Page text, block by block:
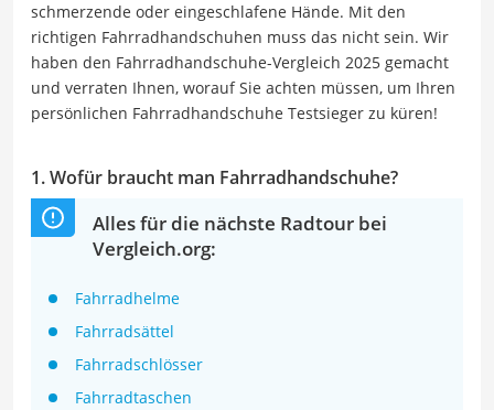
schmerzende oder eingeschlafene Hände. Mit den
richtigen Fahrradhandschuhen muss das nicht sein. Wir
haben den Fahrradhandschuhe-Vergleich 2025 gemacht
und verraten Ihnen, worauf Sie achten müssen, um Ihren
persönlichen Fahrradhandschuhe Testsieger zu küren!
1. Wofür braucht man Fahrradhandschuhe?
Alles für die nächste Radtour bei
Vergleich.org:
Fahrradhelme
Fahrradsättel
Fahrradschlösser
Fahrradtaschen